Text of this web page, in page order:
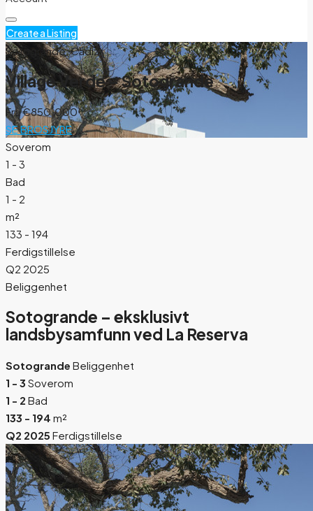
Create a Listing
Sotogrande, Cádiz
Village Verde – Sotogrande
Fra€850.000
SE BROSJYRE
Soverom
1 - 3
Bad
1 - 2
m²
133 - 194
Ferdigstillelse
Q2 2025
Beliggenhet
Sotogrande – eksklusivt
landsbysamfunn ved La Reserva
Sotogrande Beliggenhet
1 - 3 Soverom
1 - 2 Bad
133 - 194 m²
Q2 2025 Ferdigstillelse